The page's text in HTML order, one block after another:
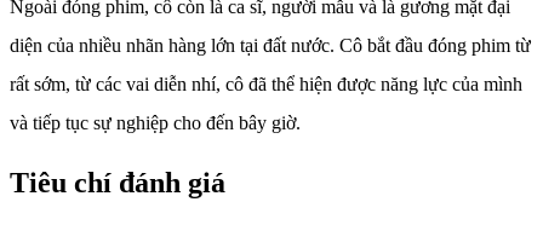
Ngoài đóng phim, cô còn là ca sĩ, người mẫu và là gương mặt đại
diện của nhiều nhãn hàng lớn tại đất nước. Cô bắt đầu đóng phim từ
rất sớm, từ các vai diễn nhí, cô đã thể hiện được năng lực của mình
và tiếp tục sự nghiệp cho đến bây giờ.
Tiêu chí đánh giá